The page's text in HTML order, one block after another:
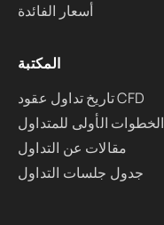
أسعار الفائدة
المكتبة
تاريخ تداول عقود CFD
الخطوات الأولى للمتداول
مقالات عن التداول
جدول جلسات التداول